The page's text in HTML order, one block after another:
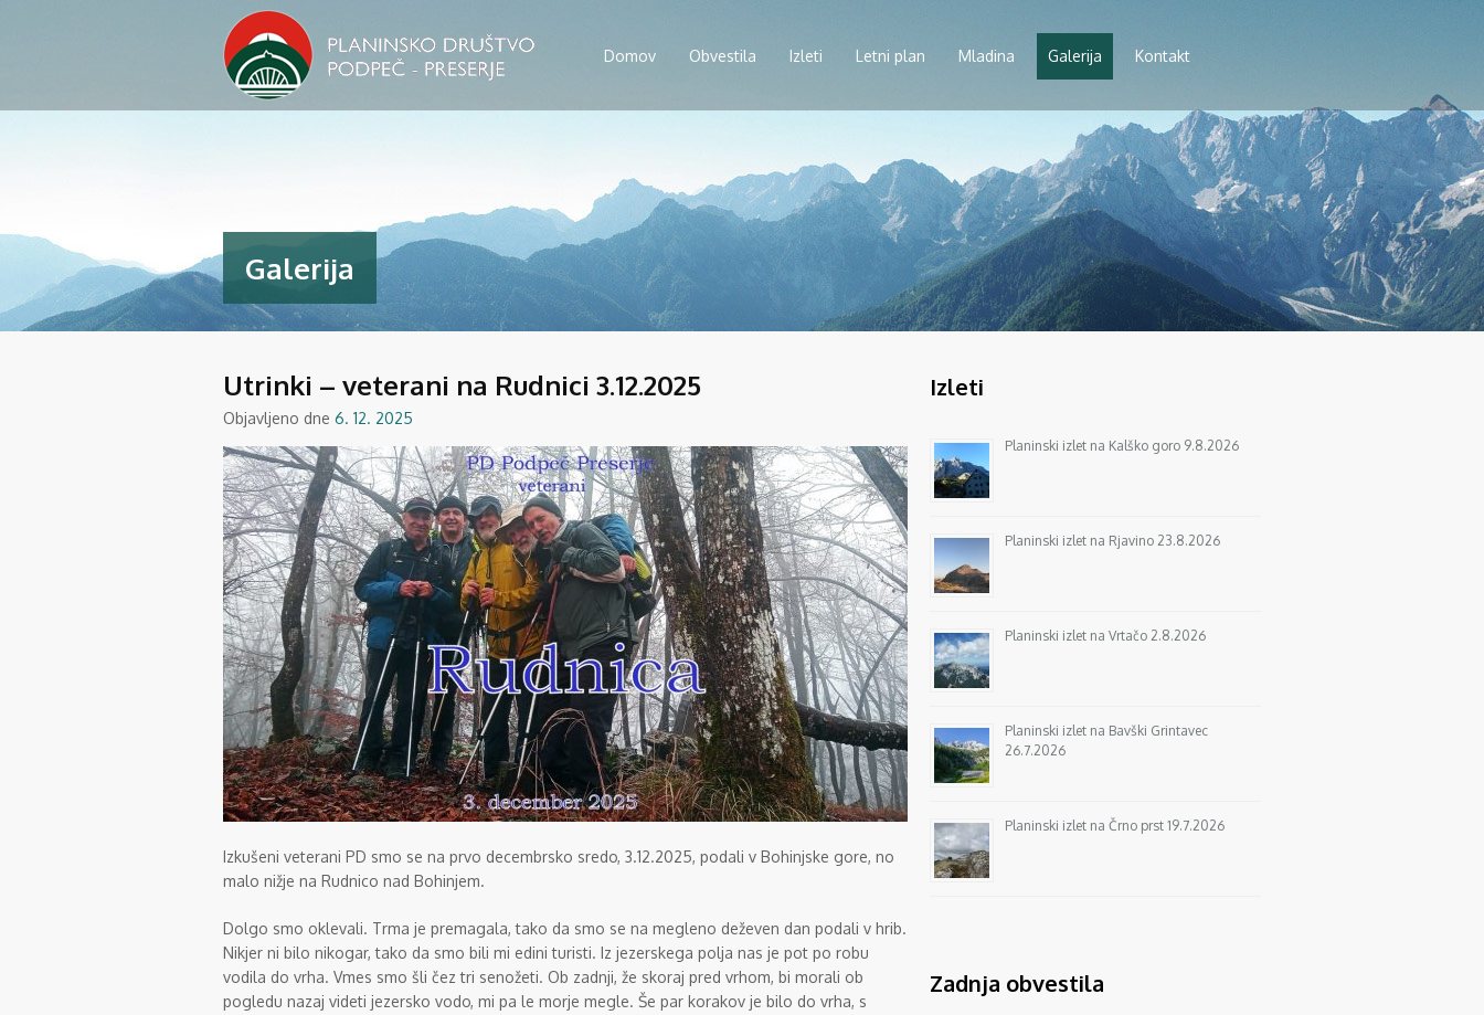
Domov Obvestila Izleti Letni plan Mladina Galerija Kontakt
Galerija
Utrinki – veterani na Rudnici 3.12.2025
Objavljeno dne 6. 12. 2025
Izkušeni veterani PD smo se na prvo decembrsko sredo, 3.12.2025, podali v Bohinjske gore, no
malo nižje na Rudnico nad Bohinjem.
Dolgo smo oklevali. Trma je premagala, tako da smo se na megleno deževen dan podali v hrib.
Nikjer ni bilo nikogar, tako da smo bili mi edini turisti. Iz jezerskega polja nas je pot po robu
vodila do vrha. Vmes smo šli čez tri senožeti. Ob zadnji, že skoraj pred vrhom, bi morali ob
pogledu nazaj videti jezersko vodo, mi pa le morje megle. Še par korakov je bilo do vrha, s
Izleti
Planinski izlet na Kalško goro 9.8.2026
Planinski izlet na Rjavino 23.8.2026
Planinski izlet na Vrtačo 2.8.2026
Planinski izlet na Bavški Grintavec
26.7.2026
Planinski izlet na Črno prst 19.7.2026
Zadnja obvestila